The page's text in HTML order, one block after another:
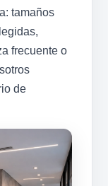
tamaños
frecuente o
de